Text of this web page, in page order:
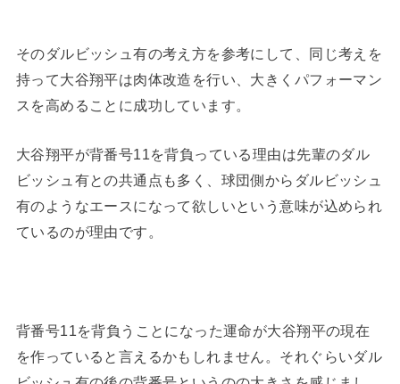
そのダルビッシュ有の考え方を参考にして、同じ考えを
持って大谷翔平は肉体改造を行い、大きくパフォーマン
スを高めることに成功しています。
大谷翔平が背番号11を背負っている理由は先輩のダル
ビッシュ有との共通点も多く、球団側からダルビッシュ
有のようなエースになって欲しいという意味が込められ
ているのが理由です。
背番号11を背負うことになった運命が大谷翔平の現在
を作っていると言えるかもしれません。それぐらいダル